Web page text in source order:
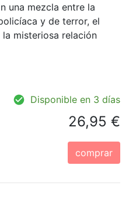
una mezcla entre la
y de terror, el
misteriosa relación
Disponible en 3 días
26,95 €
comprar